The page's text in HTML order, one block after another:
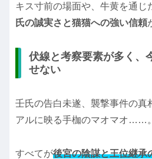
キス寸前の場面や、牛黄を通じ
氏の誠実さと猫猫への強い信頼
伏線と考察要素が多く、
せない
壬氏の告白未遂、襲撃事件の真
アルに映る手枷のマオマオ……。
すべてが後宮の陰謀と王位継承